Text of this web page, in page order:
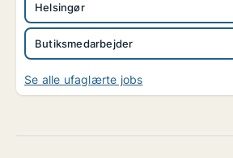
Butiksmedarbejder
Helsingør
Se alle ufaglærte jobs